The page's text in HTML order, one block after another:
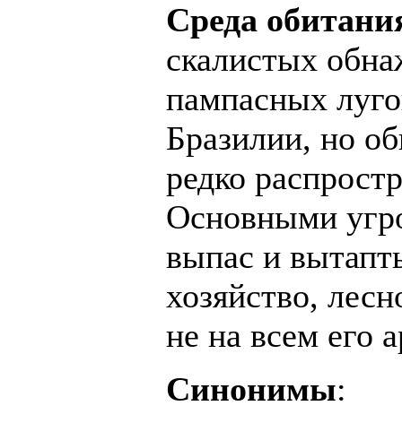
Среда
скалистых
пампасных
Бразилии, но
редко
Основными
выпас и
хозяйство,
не на всем его
Синонимы: